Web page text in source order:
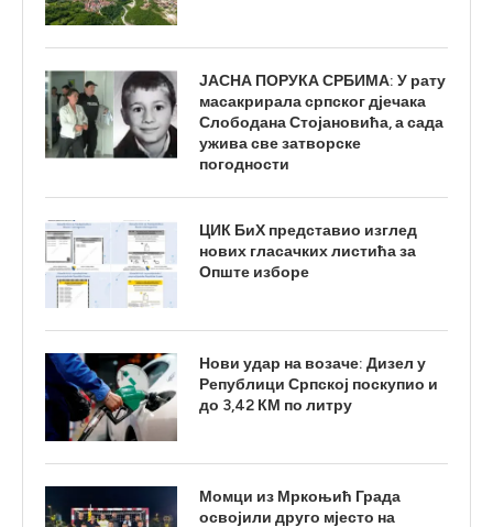
ЈАСНА ПОРУКА СРБИМА: У рату
масакрирала српског дјечака
Слободана Стојановића, а сада
ужива све затворске
погодности
ЦИК БиХ представио изглед
нових гласачких листића за
Опште изборе
Нови удар на возаче: Дизел у
Републици Српској поскупио и
до 3,42 КМ по литру
Момци из Мркоњић Града
освојили друго мјесто на